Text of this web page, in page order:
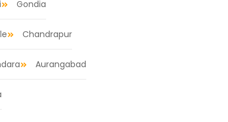
Gondia
Chandrapur
Aurangabad